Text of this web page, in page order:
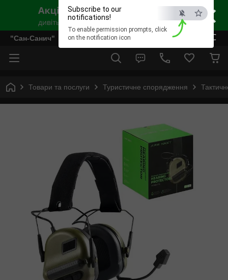
×
ESC
Subscribe to our
notifications!
To enable permission prompts, click
on the notification icon
"Сан-Санич"
Товари та послуги Туристичне спорядження